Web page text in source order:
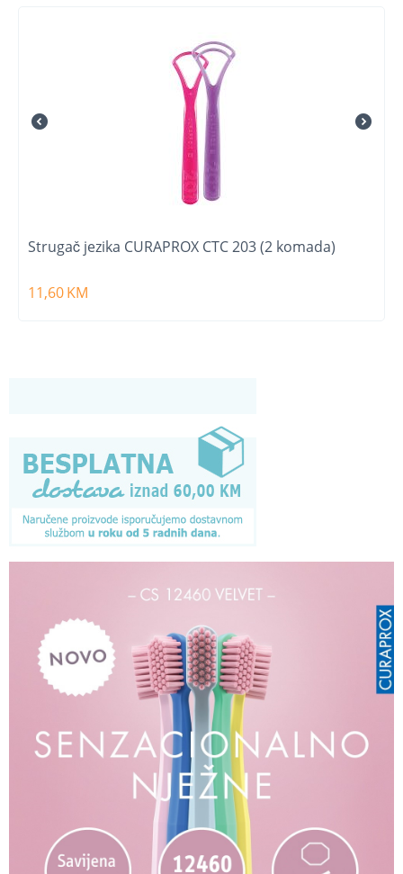
Strugač jezika CURAPROX CTC 203 (2 komada)
11,60KM